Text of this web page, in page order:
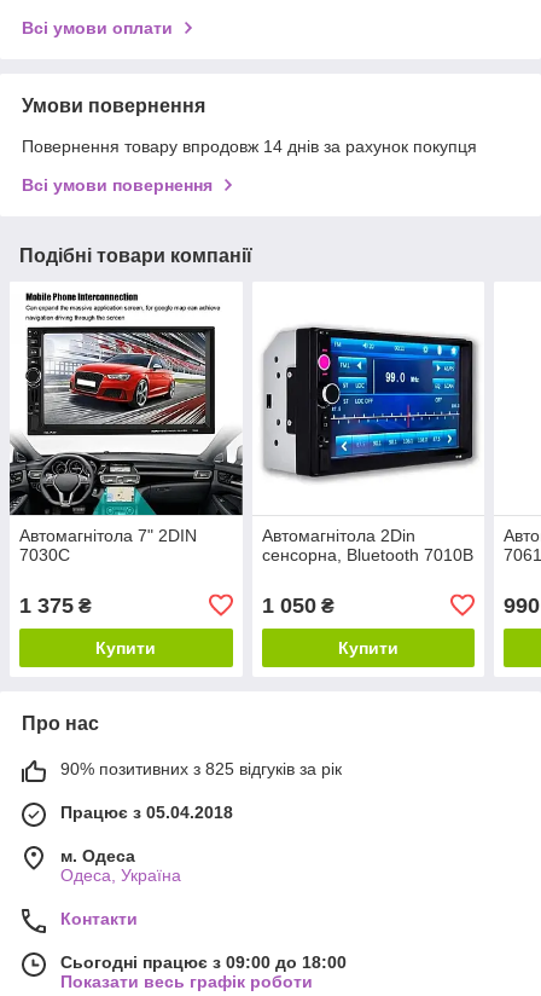
Всі умови оплати
Умови повернення
Повернення товару впродовж 14 днів за рахунок покупця
Всі умови повернення
Подібні товари компанії
Автомагнітола 7" 2DIN
7030C
1 375 ₴
Купити
Автомагнітола 2Din
сенсорна, Bluetooth 7010B
1 050₴
Купити
990
Про нас
90% позитивних з 825 відгуків за рік
Працює з 05.04.2018
м. Одеса
Одеса, Україна
Контакти
Сьогодні працює з 09:00 до 18:00
Показати весь графік роботи